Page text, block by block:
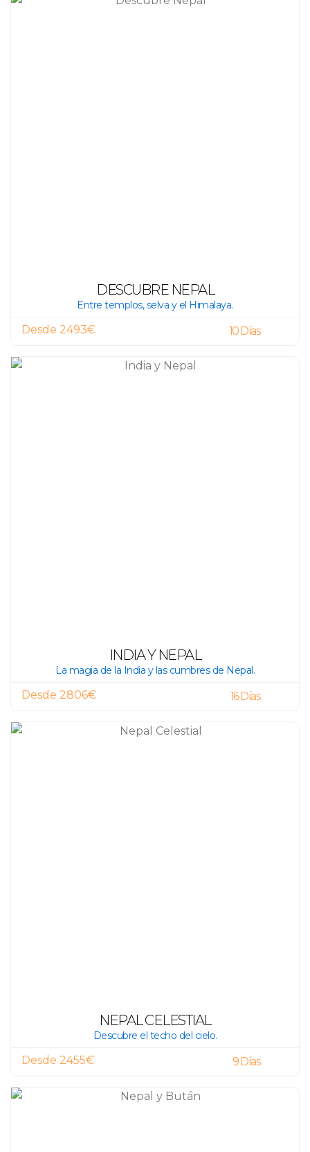
DESCUBRE NEPAL
Entre templos, selva y el Himalaya.
Desde 2493€ 10 Días
INDIA Y NEPAL
La magia de la India y las cumbres de Nepal.
Desde 2806€ 16 Días
NEPAL CELESTIAL
Descubre el techo del cielo.
Desde 2455€ 9 Días